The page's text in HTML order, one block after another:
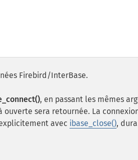
Firebird/InterBase.
, en passant les mêmes
sera retournée. La
avec ibase_close(),